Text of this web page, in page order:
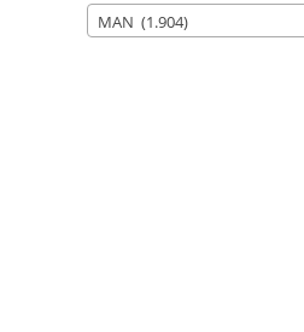
MAN (1.904)